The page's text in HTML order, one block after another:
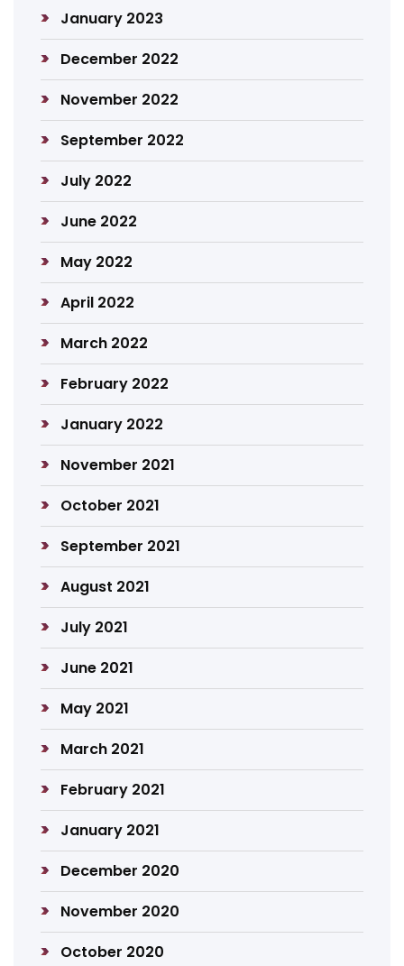
January 2023
December 2022
November 2022
September 2022
July 2022
June 2022
May 2022
April 2022
March 2022
February 2022
January 2022
November 2021
October 2021
September 2021
August 2021
July 2021
June 2021
May 2021
March 2021
February 2021
January 2021
December 2020
November 2020
October 2020